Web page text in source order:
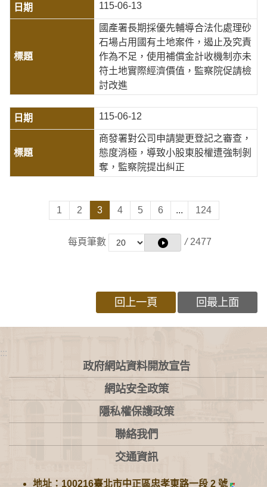
115-06-13
國產署長期採優先輔導合法化處理砂
石場占用國有土地案件，遏止及究責
作為不足，使用補償金計收機制亦未
符土地實際經濟價值，監察院促請檢
討改進
115-06-12
商發署對公司申請變更登記之審查，
態度消極，導致小股東股權遭強制剝
奪，監察院提出糾正
1 2 3 4 5 6 ... 124
每頁筆數 / 2477
回上一頁 回最上面
:::
政府網站資料開放宣告
網站安全政策
隱私權保護政策
聯絡我們
交通資訊
地址：100216臺北市中正區忠孝東路一段 2 號